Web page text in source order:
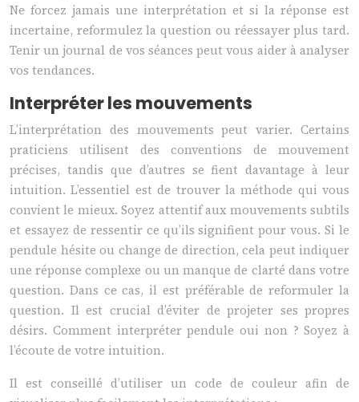
Ne forcez jamais une interprétation et si la réponse est
incertaine, reformulez la question ou réessayer plus tard.
Tenir un journal de vos séances peut vous aider à analyser
vos tendances.
Interpréter les mouvements
L’interprétation des mouvements peut varier. Certains
praticiens utilisent des conventions de mouvement
précises, tandis que d’autres se fient davantage à leur
intuition. L’essentiel est de trouver la méthode qui vous
convient le mieux. Soyez attentif aux mouvements subtils
et essayez de ressentir ce qu’ils signifient pour vous. Si le
pendule hésite ou change de direction, cela peut indiquer
une réponse complexe ou un manque de clarté dans votre
question. Dans ce cas, il est préférable de reformuler la
question. Il est crucial d’éviter de projeter ses propres
désirs. Comment interpréter pendule oui non ? Soyez à
l’écoute de votre intuition.
Il est conseillé d’utiliser un code de couleur afin de